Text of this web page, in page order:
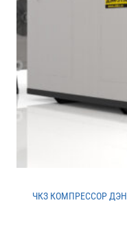
ЧКЗ КОМПРЕССОР